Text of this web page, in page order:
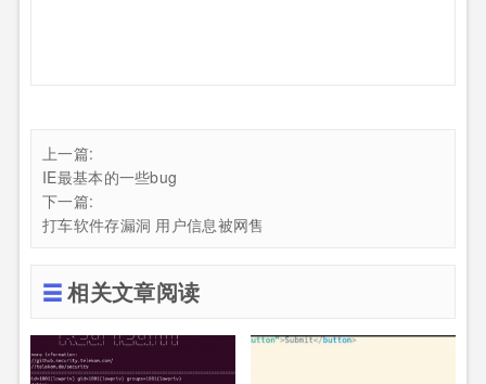
上一篇:
IE最基本的一些bug
下一篇:
打车软件存漏洞 用户信息被网售
相关文章阅读